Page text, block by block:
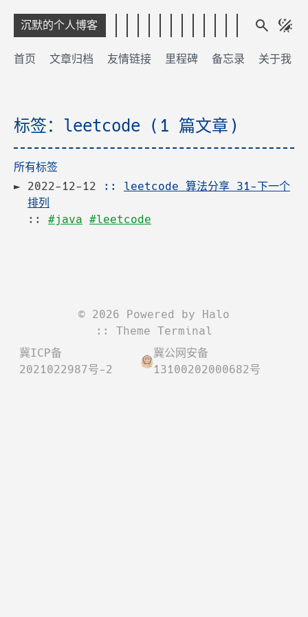
沉默的个人博客
首页 文章归档 友情链接 里程碑 备忘录 关于我
标签：leetcode (1 篇文章)
所有标签
2022-12-12 :: leetcode 算法分享 31-下一个
排列
:: #java #leetcode
© 2026 Powered by Halo
:: Theme Terminal
冀ICP备
2021022987号-2
冀公网安备
13100202000682号